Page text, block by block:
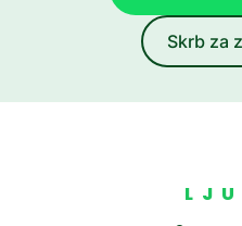
Skrb za